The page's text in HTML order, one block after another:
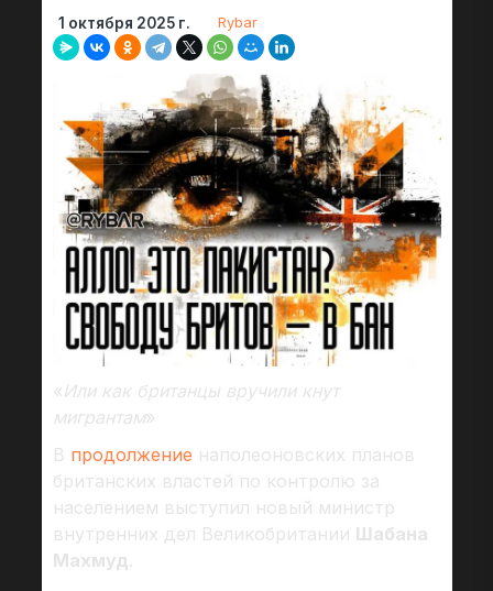
1 октября 2025 г. Rybar
«Или как британцы вручили кнут
мигрантам»
В продолжение наполеоновских планов
британских властей по контролю за
населением выступил новый министр
внутренних дел Великобритании Шабана
Махмуд .